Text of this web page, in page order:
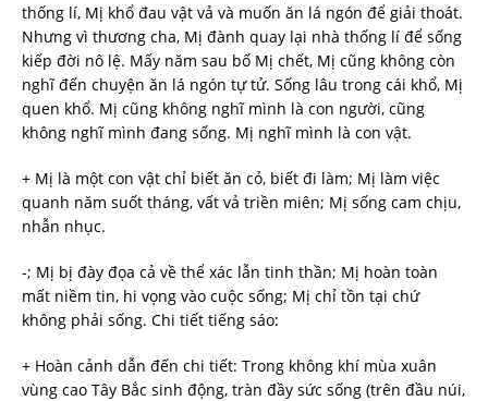
thống lí, Mị khổ đau vật vả và muốn ăn lá ngón để giải thoát.
Nhưng vì thương cha, Mị đành quay lại nhà thống lí để sống
kiếp đời nô lệ. Mấy năm sau bố Mị chết, Mị cũng không còn
nghĩ đến chuyện ăn lá ngón tự tử. Sống lâu trong cái khổ, Mị
quen khổ. Mị cũng không nghĩ mình là con người, cũng
không nghĩ mình đang sống. Mị nghĩ mình là con vật.
+ Mị là một con vật chỉ biết ăn cỏ, biết đi làm; Mị làm việc
quanh năm suốt tháng, vất vả triền miên; Mị sống cam chịu,
nhẫn nhục.
-; Mị bị đày đọa cả về thể xác lẫn tinh thần; Mị hoàn toàn
mất niềm tin, hi vọng vào cuộc sống; Mị chỉ tồn tại chứ
không phải sống. Chi tiết tiếng sáo:
+ Hoàn cảnh dẫn đến chi tiết: Trong không khí mùa xuân
vùng cao Tây Bắc sinh động, tràn đầy sức sống (trên đầu núi,